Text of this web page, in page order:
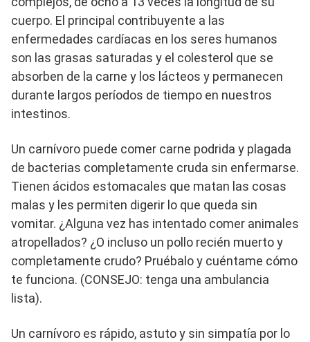
cuerpo. El principal contribuyente a las
enfermedades cardíacas en los seres humanos
son las grasas saturadas y el colesterol que se
absorben de la carne y los lácteos y permanecen
durante largos períodos de tiempo en nuestros
intestinos.
Un carnívoro puede comer carne podrida y plagada
de bacterias completamente cruda sin enfermarse.
Tienen ácidos estomacales que matan las cosas
malas y les permiten digerir lo que queda sin
vomitar. ¿Alguna vez has intentado comer animales
atropellados? ¿O incluso un pollo recién muerto y
completamente crudo? Pruébalo y cuéntame cómo
te funciona. (CONSEJO: tenga una ambulancia
lista).
Un carnívoro es rápido, astuto y sin simpatía por lo